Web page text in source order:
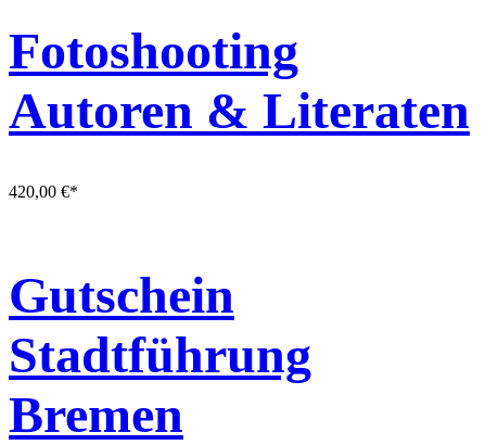
Fotoshooting
Autoren & Literaten
420,00 €*
Gutschein
Stadtführung
Bremen